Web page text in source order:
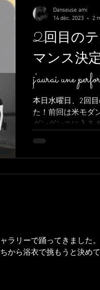
2回目の
マンス決定
j'aurai une
本日水曜日、2回
た！前回は米モダ
ダンダンスに入る
い点数でした。
Danseuse ami
14 déc. 2023
2
ラリーで踊ってきました
から浴衣で挑もうと決め